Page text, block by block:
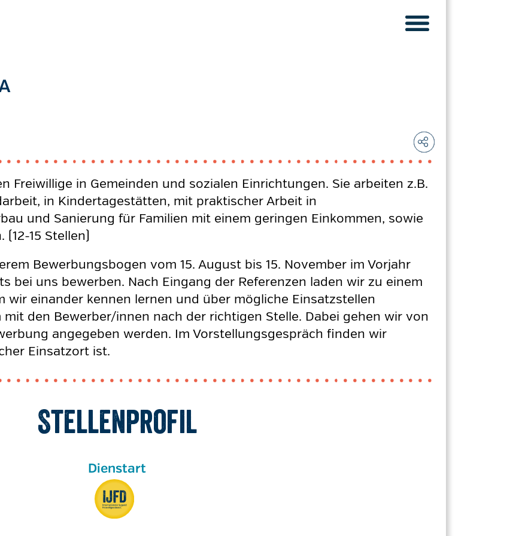
Freiwillige in Gemeinden und sozialen Einrichtungen. Sie arbeiten z.B.
in Kindertagestätten, mit praktischer Arbeit in
und Sanierung für Familien mit einem geringen Einkommen, sowie
15 Stellen)
Bewerbungsbogen vom 15. August bis 15. November im Vorjahr
bei uns bewerben. Nach Eingang der Referenzen laden wir zu einem
wir einander kennen lernen und über mögliche Einsatzstellen
den Bewerber/innen nach der richtigen Stelle. Dabei gehen wir von
angegeben werden. Im Vorstellungsgespräch finden wir
Einsatzort ist.
Stellenprofil